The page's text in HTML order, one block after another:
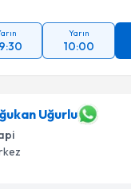
Yarın
10:00
Uğurlu